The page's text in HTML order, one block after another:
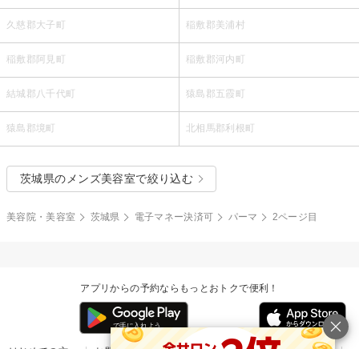
久慈郡大子町 稲敷郡美浦村
稲敷郡阿見町 稲敷郡河内町
結城郡八千代町 猿島郡五霞町
猿島郡境町 北相馬郡利根町
茨城県のメンズ美容室で絞り込む
美容院・美容室 茨城県 電子マネー決済可 パーマ 2ページ目
アプリからの予約ならもっとおトクで便利！